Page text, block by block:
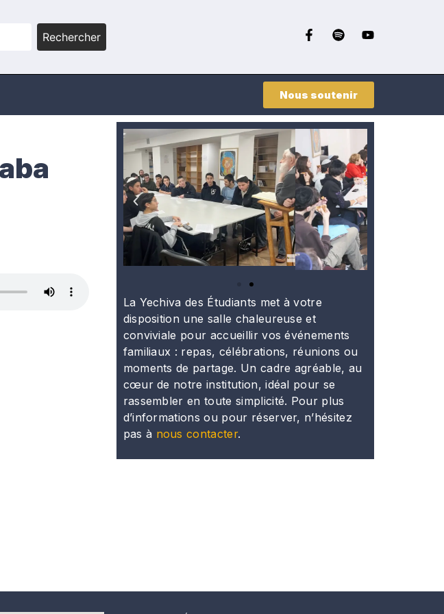
Rechercher
Nous soutenir
La Yechiva des Étudiants met à votre
disposition une salle chaleureuse et
conviviale pour accueillir vos événements
familiaux : repas, célébrations, réunions ou
moments de partage. Un cadre agréable, au
cœur de notre institution, idéal pour se
rassembler en toute simplicité. Pour plus
d’informations ou pour réserver, n’hésitez
pas à nous contacter.